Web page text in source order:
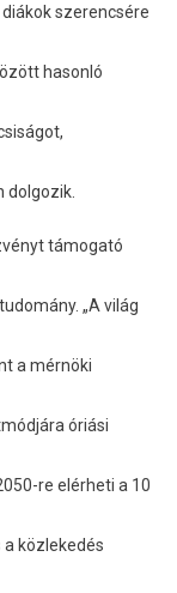
szerencsére
hasonló
dolgozik.
támogató
„A világ
a mérnöki
óriási
re elérheti a 10
közlekedés